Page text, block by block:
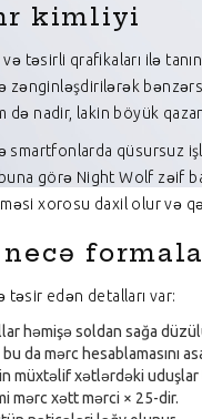
kimliyi
təsirli qrafikaları ilə
zənginləşdirilərək
nadir, lakin böyük
qüsursuz
görə Night Wolf zəif
xorosu daxil olur və
təsir edən detalları var:
həmişə soldan sağa
da mərc hesablamasını
müxtəlif xətlərdəki uduşlar
mərc xətt mərci × 25-dir.